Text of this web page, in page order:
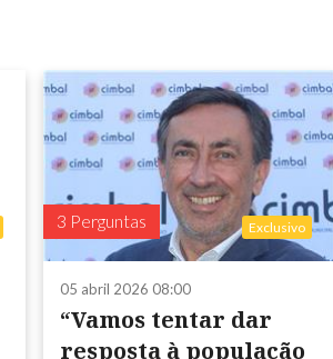
3 Perguntas Exclusivo
05 abril 2026 08:00
“Vamos tentar dar
resposta à população